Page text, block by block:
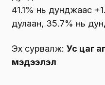
41.1% нь дунджаас
дулаан, 35.7% нь
Эх сурвалж: Ус цаг
мэдээлэл